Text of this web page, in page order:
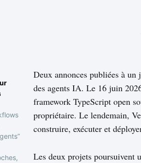
Deux annonces publiées à
des agents IA. Le 16 juin
framework TypeScript open
propriétaire. Le lendemain,
construire, exécuter et
Les deux projets poursuivent